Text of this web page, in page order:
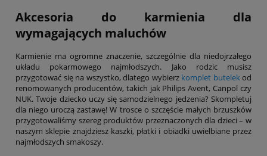
Akcesoria do karmienia dla
wymagających maluchów
Karmienie ma ogromne znaczenie, szczególnie dla niedojrzałego
układu pokarmowego najmłodszych. Jako rodzic musisz
przygotować się na wszystko, dlatego wybierz komplet butelekod
renomowanych producentów, takich jak Philips Avent, Canpol czy
NUK. Twoje dziecko uczy się samodzielnego jedzenia? Skompletuj
dla niego uroczą zastawę! W trosce o szczęście małych brzuszków
przygotowaliśmy szereg produktów przeznaczonych dla dzieci – w
naszym sklepie znajdziesz kaszki, płatki i obiadki uwielbiane przez
najmłodszych smakoszy.